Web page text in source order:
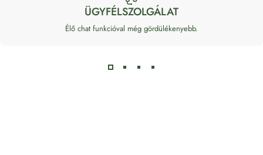
ÜGYFÉLSZOLGÁLAT
Élő chat funkcióval még gördülékenyebb.